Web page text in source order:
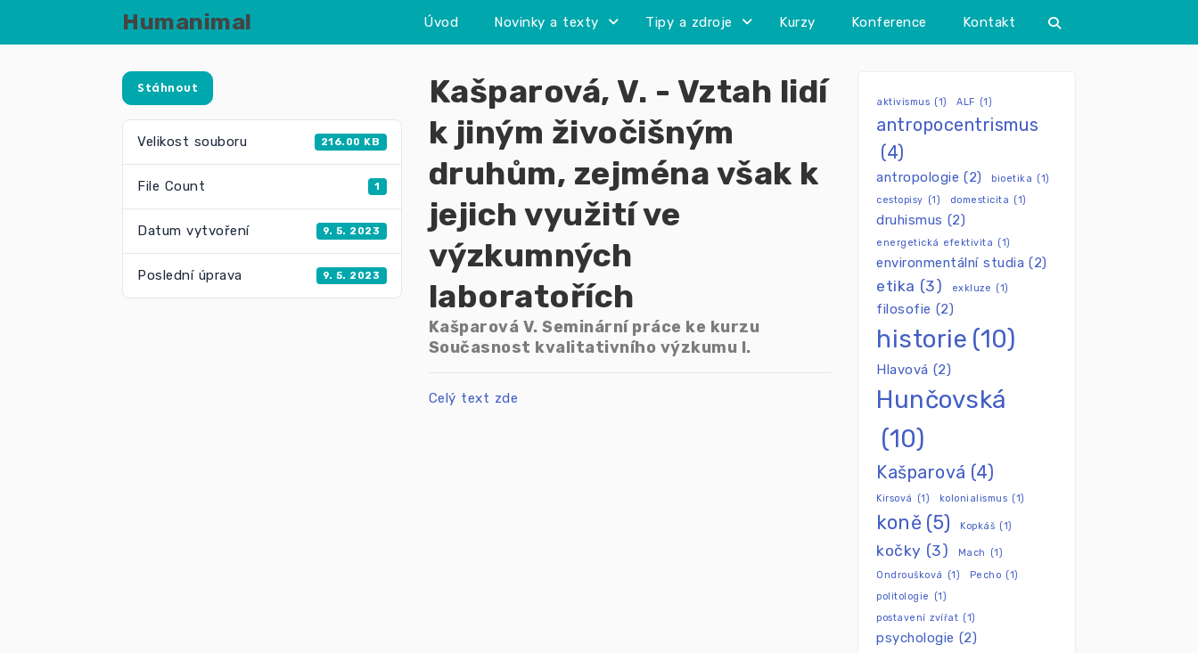
Humanimal Úvod Novinky a texty Tipy a zdroje Kurzy Konference Kontakt
Stáhnout
Velikost souboru 216.00 KB
File Count 1
Datum vytvoření 9. 5. 2023
Poslední úprava 9. 5. 2023
Kašparová, V. - Vztah lidí
k jiným živočišným
druhům, zejména však k
jejich využití ve
výzkumných
laboratořích
Kašparová V. Seminární práce ke kurzu
Současnost kvalitativního výzkumu I.
Celý text zde
aktivismus (1) ALF (1)
antropocentrismus
(4)
antropologie (2) bioetika (1)
cestopisy (1) domesticita (1)
druhismus (2)
energetická efektivita (1)
environmentální studia (2)
etika (3) exkluze (1)
filosofie (2)
historie (10)
Hlavová (2)
Hunčovská
(10)
Kašparová (4)
Kirsová (1) kolonialismus (1)
koně (5) Kopkáš (1)
kočky (3) Mach
(1)
Ondroušková
(1) Pecho (1)
politologie
(1)
postavení zvířat (1)
psychologie (2)